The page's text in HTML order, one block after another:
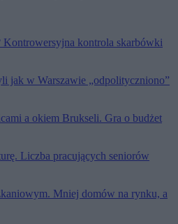
Kontrowersyjna kontrola skarbówki
jak w Warszawie „odpolityczniono”
a okiem Brukseli. Gra o budżet
Liczba pracujących seniorów
Mniej domów na rynku, a